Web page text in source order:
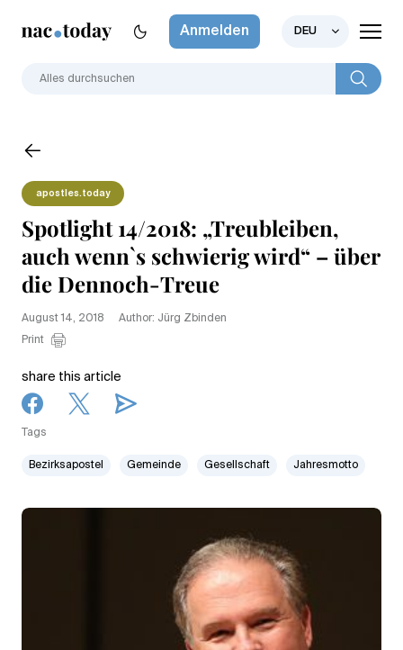
Anmelden DEU
apostles.today
Spotlight 14/2018: „Treubleiben,
auch wenn`s schwierig wird“ – über
die Dennoch-Treue
August 14, 2018
Author: Jürg Zbinden
Print
share this article
Tags
Bezirksapostel Gemeinde Gesellschaft Jahresmotto